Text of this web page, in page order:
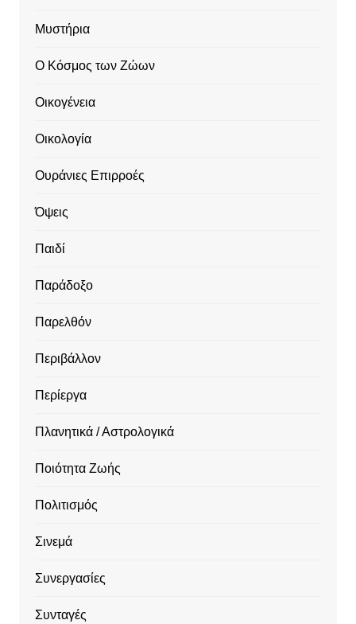
Μυστήρια
Ο Κόσμος των Ζώων
Οικογένεια
Οικολογία
Ουράνιες Επιρροές
Όψεις
Παιδί
Παράδοξο
Παρελθόν
Περιβάλλον
Περίεργα
Πλανητικά / Αστρολογικά
Ποιότητα Ζωής
Πολιτισμός
Σινεμά
Συνεργασίες
Συνταγές